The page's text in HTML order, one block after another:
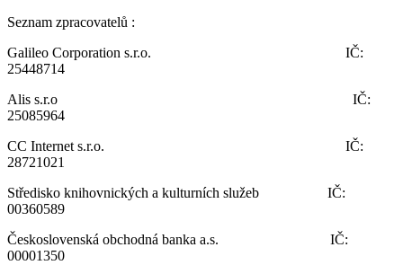
Seznam zpracovatelů :
Galileo Corporation s.r.o. IČ:
25448714
Alis s.r.o IČ:
25085964
CC Internet s.r.o. IČ:
28721021
Středisko knihovnických a kulturních služeb IČ:
00360589
Československá obchodná banka a.s. IČ:
00001350